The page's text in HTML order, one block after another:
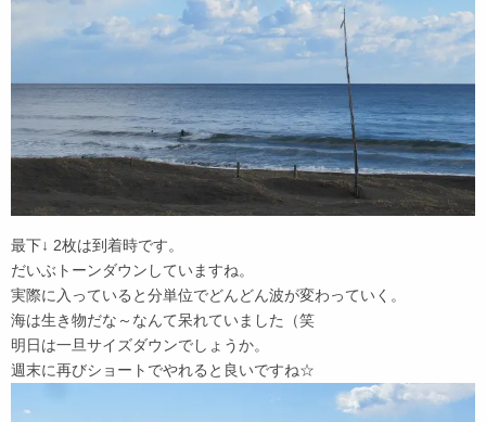
最下↓ 2枚は到着時です。
だいぶトーンダウンしていますね。
実際に入っていると分単位でどんどん波が変わっていく。
海は生き物だな～なんて呆れていました（笑
明日は一旦サイズダウンでしょうか。
週末に再びショートでやれると良いですね☆